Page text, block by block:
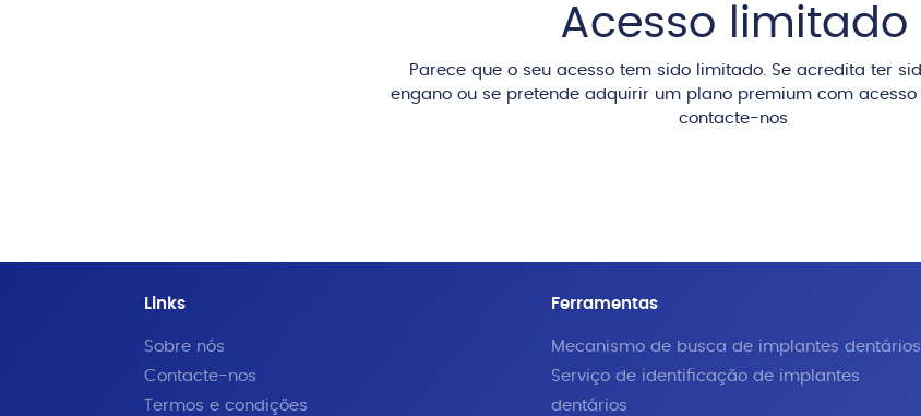
Acesso limitado
Parece que o seu acesso tem sido limitado. Se acredita ter
engano ou se pretende adquirir um plano premium com
contacte-nos
Links
Sobre nós
Contacte-nos
Termos e condições
Ferramentas
Mecanismo de busca de implantes dentários
Serviço de identificação de implantes
dentários